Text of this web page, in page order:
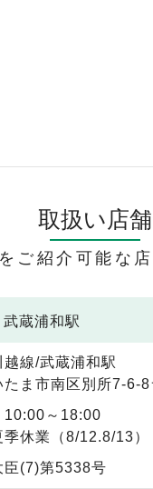
取扱い店舗
ご紹介可能な
蔵浦和駅
線/武蔵浦和駅
たま市南区別所7-6-
10:00～18:00
休業（8/12.8/13）
臣(7)第5338号